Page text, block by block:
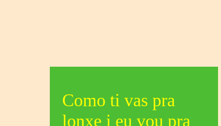
Como ti vas pra
lonxe i eu vou pra